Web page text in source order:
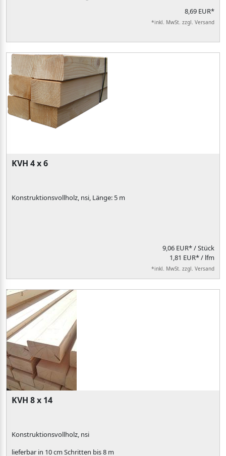
8,69 EUR*
*inkl. MwSt. zzgl. Versand
KVH 4 x 6
Konstruktionsvollholz, nsi, Länge: 5 m
9,06 EUR*/ Stück
1,81 EUR* / lfm
*inkl. MwSt. zzgl. Versand
KVH 8 x 14
Konstruktionsvollholz, nsi
lieferbar in 10 cm Schritten bis 8 m